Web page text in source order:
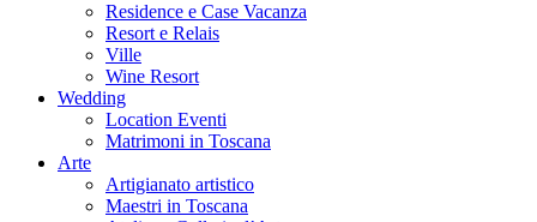
Residence e Case Vacanza
Resort e Relais
Ville
Wine Resort
Wedding
Location Eventi
Matrimoni in Toscana
Arte
Artigianato artistico
Maestri in Toscana